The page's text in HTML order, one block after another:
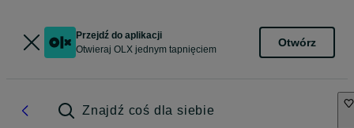
Przejdź do aplikacji
Otwieraj OLX jednym tapnięciem
Otwórz
Znajdź coś dla siebie